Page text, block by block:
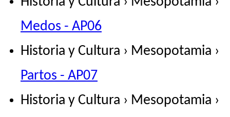
Medos - AP06
Historia y Cultura › Mesopotamia ›
Partos - AP07
Historia y Cultura › Mesopotamia ›